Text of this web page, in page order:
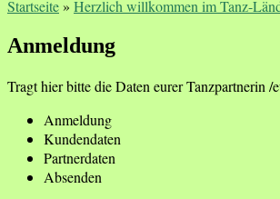
Startseite» Herzlich willkommen im Tanz-
Anmeldung
Tragt hier bitte die Daten eurer Tanzpartnerin
Anmeldung
Kundendaten
Partnerdaten
Absenden